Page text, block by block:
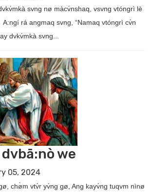
svng nø màcv́nshaq, vsvng vtóngrì lè
rá angmaq svng, “Namaq vtóngrì cv́n
dvkv́mkà svng...
we
05, 2024
chø̀m vtv́r yv́ng gø, Ang kayv́ng tuqvm nìnø